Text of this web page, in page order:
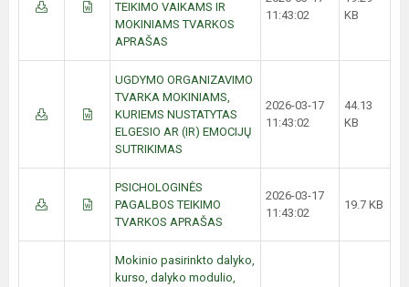
TEIKIMO VAIKAMS IR
MOKINIAMS TVARKOS
APRAŠAS
11:43:02
KB
UGDYMO ORGANIZAVIMO
TVARKA MOKINIAMS,
KURIEMS NUSTATYTAS
ELGESIO AR (IR) EMOCIJŲ
SUTRIKIMAS
2026-03-17
11:43:02
44.13
KB
PSICHOLOGINĖS
PAGALBOS TEIKIMO
TVARKOS APRAŠAS
2026-03-17
11:43:02
19.7 KB
Mokinio pasirinkto dalyko,
kurso, dalyko modulio,